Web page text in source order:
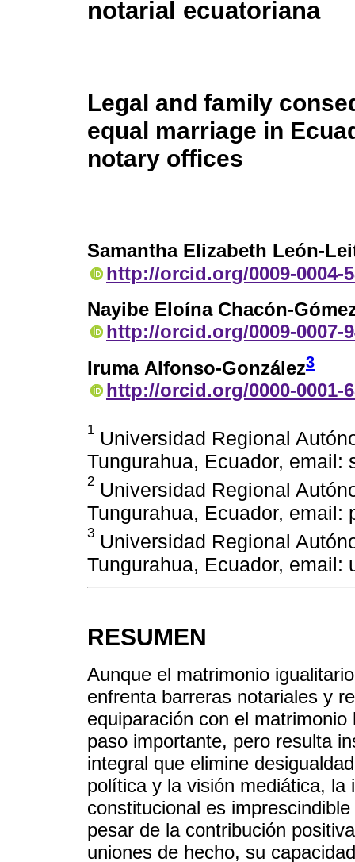
notarial ecuatoriana
Legal and family
equal marriage in
notary offices
Samantha Elizabeth León-
http://orcid.org/0009-0004-
Nayibe Eloína Chacón-
http://orcid.org/0009-0007-
Iruma Alfonso-González3
http://orcid.org/0000-0001-
1 Universidad Regional
Tungurahua, Ecuador, email:
2 Universidad Regional
Tungurahua, Ecuador, email:
3 Universidad Regional
Tungurahua, Ecuador, email:
RESUMEN
Aunque el matrimonio
enfrenta barreras notariales y
equiparación con el
paso importante, pero resulta
integral que elimine
política y la visión mediática,
constitucional es
pesar de la contribución
uniones de hecho, su